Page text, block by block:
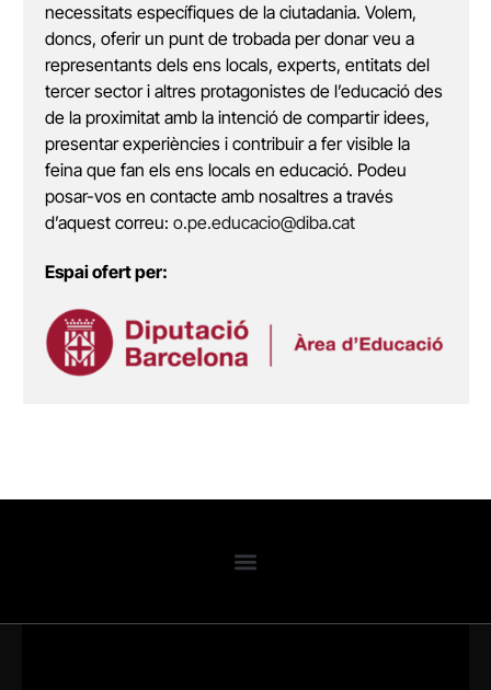
necessitats específiques de la ciutadania. Volem,
doncs, oferir un punt de trobada per donar veu a
representants dels ens locals, experts, entitats del
tercer sector i altres protagonistes de l’educació des
de la proximitat amb la intenció de compartir idees,
presentar experiències i contribuir a fer visible la
feina que fan els ens locals en educació. Podeu
posar-vos en contacte amb nosaltres a través
d’aquest correu: o.pe.educacio@diba.cat
Espai ofert per: